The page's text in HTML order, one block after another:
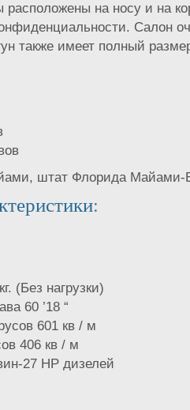
расположены на носу и на
Салон
также имеет полный
штат Флорида Майами-
(Без нагрузки)
60 ’18 “
601 кв / м
406 кв / м
27 HP дизелей